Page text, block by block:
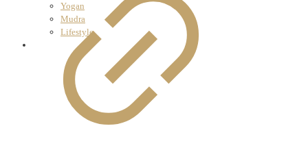
Yogan
Mudra
Lifestyle